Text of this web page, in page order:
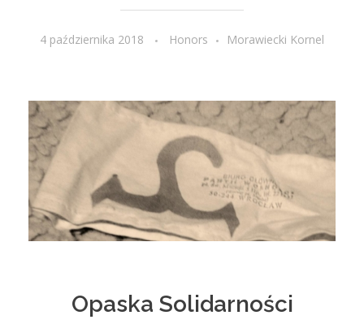
4 października 2018 Honors Morawiecki Kornel
Opaska Solidarności